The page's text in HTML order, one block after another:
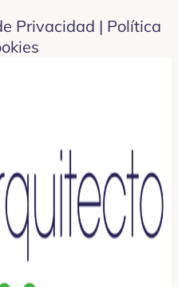
Privacidad | Política